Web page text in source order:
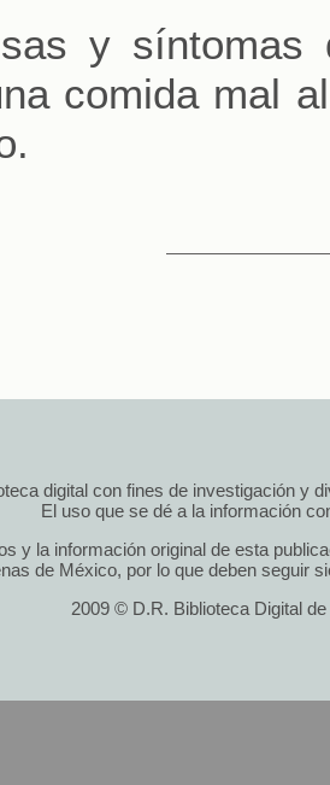
y síntomas
comida mal
digital con fines de investigación y
El uso que se dé a la información
y la información original de esta
de México, por lo que deben seguir
2009 © D.R. Biblioteca Digital